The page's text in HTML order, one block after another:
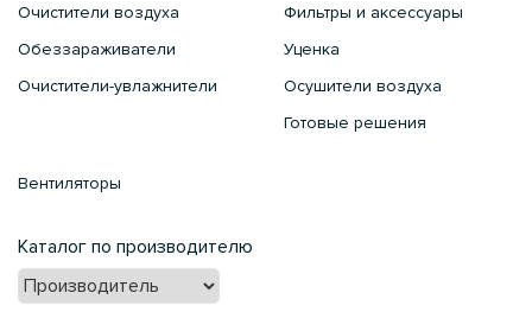
Очистители воздуха
Обеззараживатели
Очистители-увлажнители
Фильтры и аксессуары
Уценка
Осушители воздуха
Готовые решения
Вентиляторы
Каталог по производителю